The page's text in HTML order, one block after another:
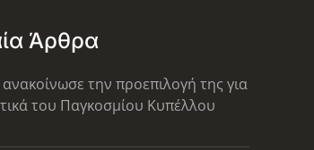
Άρθρα
την προεπιλογή της για
του Παγκοσμίου Κυπέλλου